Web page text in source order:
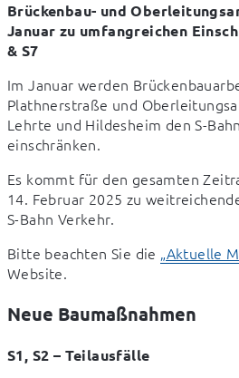
Brückenbau- und
Januar zu umfangreichen
& S7
Im Januar werden
Plathnerstraße und
Lehrte und Hildesheim den S-
einschränken.
Es kommt für den gesamten
14. Februar 2025 zu
S-Bahn Verkehr.
Bitte beachten Sie die „Aktuelle
Website.
Neue Baumaßnahmen
S1, S2 – Teilausfälle